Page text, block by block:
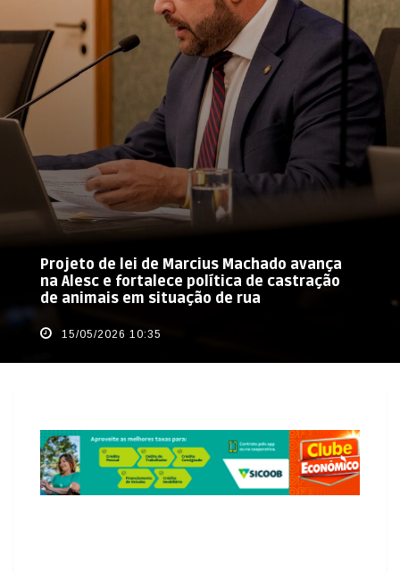
Projeto de lei de Marcius Machado avança
na Alesc e fortalece política de castração
de animais em situação de rua
15/05/2026 10:35